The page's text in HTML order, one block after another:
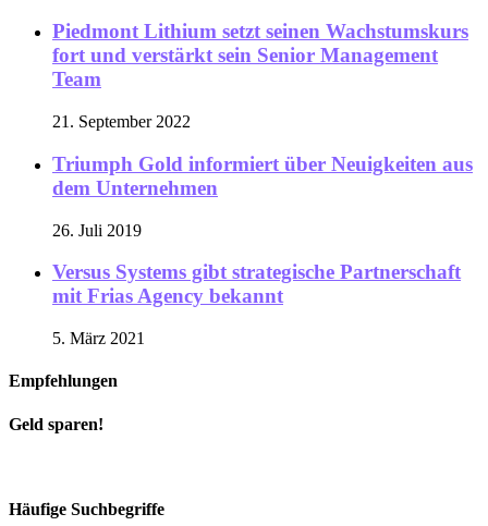
Piedmont Lithium setzt seinen Wachstumskurs
fort und verstärkt sein Senior Management
Team
21. September 2022
Triumph Gold informiert über Neuigkeiten aus
dem Unternehmen
26. Juli 2019
Versus Systems gibt strategische Partnerschaft
mit Frias Agency bekannt
5. März 2021
Empfehlungen
Geld sparen!
Häufige Suchbegriffe